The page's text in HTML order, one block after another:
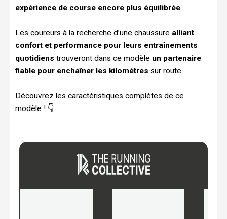
expérience de course encore plus équilibrée.
Les coureurs à la recherche d’une chaussure alliant
confort et performance pour leurs entraînements
quotidiens trouveront dans ce modèle un partenaire
fiable pour enchaîner les kilomètres sur route.
Découvrez les caractéristiques complètes de ce
modèle ! 👇